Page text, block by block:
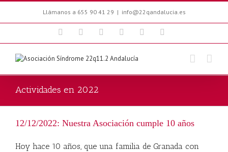
Llámanos a 655 90 41 29 | info@22qandalucia.es
FacebookTwitter Youtube Blogger Email
Actividades en 2022
12/12/2022: Nuestra Asociación cumple 10 años
Hoy hace 10 años, que una familia de Granada con